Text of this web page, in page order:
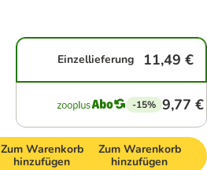
Einzellieferung 11,49 €
-15% 9,77 €
Zum Warenkorb
hinzufügen
Zum Warenkorb
hinzufügen